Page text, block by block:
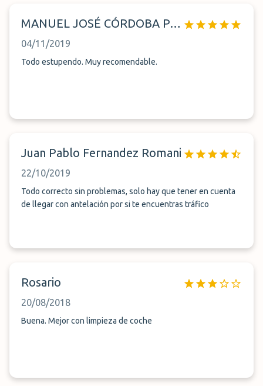
MANUEL JOSÉ CÓRDOBA PARREÑO
04/11/2019
Todo estupendo. Muy recomendable.
Juan Pablo Fernandez Romani
22/10/2019
Todo correcto sin problemas, solo hay que tener en cuenta
de llegar con antelación por si te encuentras tráfico
Rosario
20/08/2018
Buena. Mejor con limpieza de coche